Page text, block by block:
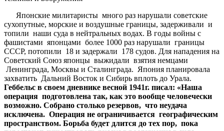
Японские милитаристы много раз нарушали советские
сухопутные, морские и воздушные границы, задерживали и
топили наши суда в нейтральных водах. В годы войны с
фашистами японцами более 1000 раз нарушали границы
СССР, потопили 18 и задержали 178 судов. Для нападения на
Советский Союз японцы выжидали взятия немцами
Ленинграда, Москвы и Сталинграда. Япония планировала
захватить Дальний Восток и Сибирь вплоть до Урала.
Геббельс в своем дневнике весной 1941г. писал: «Наша
операция подготовлена так, как это вообще человечески
возможно. Собрано столько резервов, что неудача
исключена. Операция не ограничивается географическим
пространством. Борьба будет длится до тех пор, пока